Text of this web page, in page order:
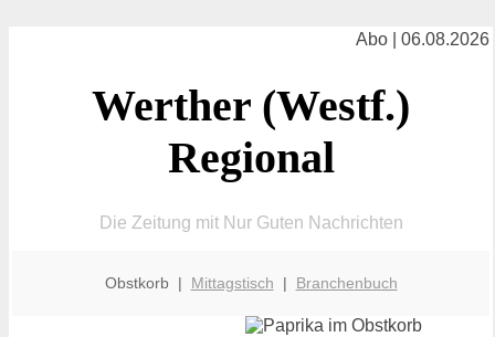
Abo | 06.08.2026
Werther (Westf.)
Regional
Die Zeitung mit Nur Guten Nachrichten
Obstkorb | Mittagstisch | Branchenbuch